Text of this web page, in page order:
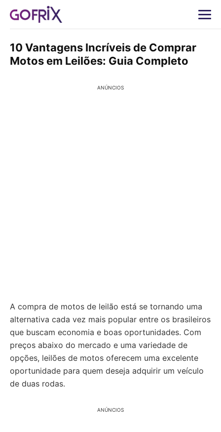
10 Vantagens Incríveis de Comprar
Motos em Leilões: Guia Completo
ANÚNCIOS
A compra de motos de leilão está se tornando uma
alternativa cada vez mais popular entre os brasileiros
que buscam economia e boas oportunidades. Com
preços abaixo do mercado e uma variedade de
opções, leilões de motos oferecem uma excelente
oportunidade para quem deseja adquirir um veículo
de duas rodas.
ANÚNCIOS